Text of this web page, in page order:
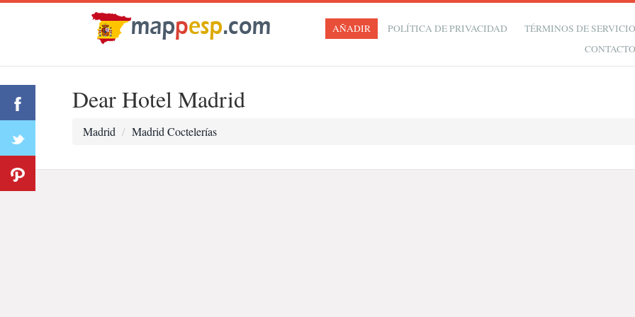
AÑADIR POLÍTICA DE PRIVACIDAD
TÉRMINOS DE
Dear Hotel Madrid
Madrid Madrid Coctelerías